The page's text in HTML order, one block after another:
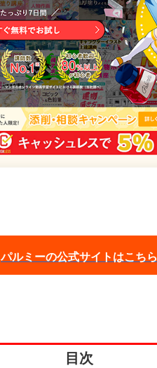
パルミーの公式サイトはこちら
目次